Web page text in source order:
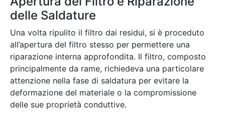
delle Saldature
Una volta ripulito il filtro dai residui, si è proceduto
all’apertura del filtro stesso per permettere una
riparazione interna approfondita. Il filtro, composto
principalmente da rame, richiedeva una particolare
attenzione nella fase di saldatura per evitare la
deformazione del materiale o la compromissione
delle sue proprietà conduttive.